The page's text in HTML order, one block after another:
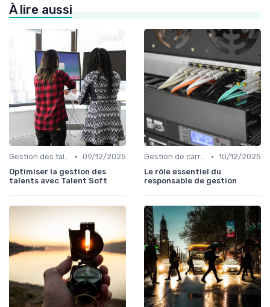
À lire aussi
Gestion des talents IT • 09/12/2025
Optimiser la gestion des
talents avec Talent Soft
Gestion de carrière • 10/12/2025
Le rôle essentiel du
responsable de gestion